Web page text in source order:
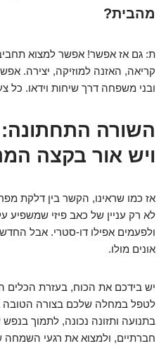
מהבית?
ת: גם אז אפשר! אפשר למצוא
קריאה, האזנה למוזיקה, יצירה.
ובני משפחה דרך שיחות וידאו. כל
השורה
ויש אור בקצה
אז כמו שראינו, הקשר בין דלקת
לא רק עניין של כאב פיזי שמשפיע
ולפעמים אפילו דו-סטרי. אבל
אונים מולו.
יש בידכם את הכוח, בעזרת הכלים
לטפל במחלה שלכם בצורה הטובה
בתנועה ותזונה נכונה, לתמוך
חברתיים, ולמצוא את רגעי השמחה